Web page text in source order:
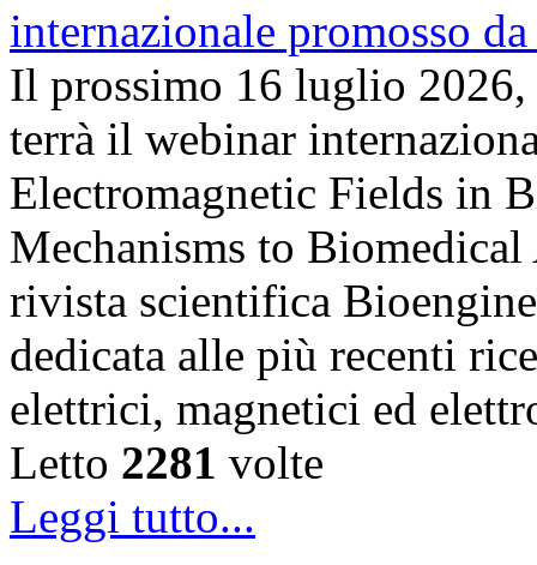
Il prossimo 16 luglio
terrà il webinar
Electromagnetic Fields in
Mechanisms to
rivista scientifica
dedicata alle più recenti
elettrici, magnetici ed
Letto 2281 volte
Leggi tutto...